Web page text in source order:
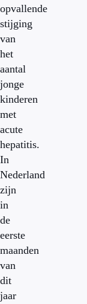
opvallende
stijging
van
het
aantal
jonge
kinderen
met
acute
hepatitis.
In
Nederland
zijn
in
de
eerste
maanden
van
dit
jaar